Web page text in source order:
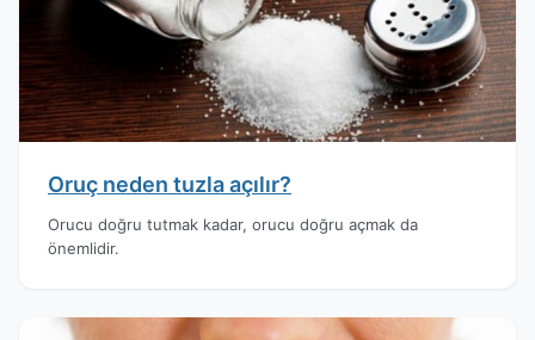
Oruç neden tuzla açılır?
Orucu doğru tutmak kadar, orucu doğru açmak da
önemlidir.